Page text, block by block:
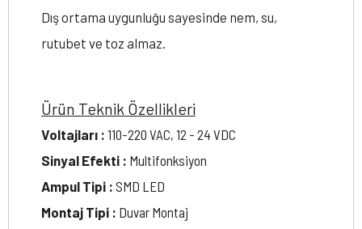
Dış ortama uygunluğu sayesinde nem, su,
rutubet ve toz almaz.
Ürün Teknik Özellikleri
Voltajları : 110-220 VAC, 12 - 24 VDC
Sinyal Efekti : Multifonksiyon
Ampul Tipi : SMD LED
Montaj Tipi : Duvar Montaj